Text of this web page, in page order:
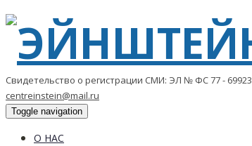
Свидетельство о регистрации СМИ: ЭЛ № ФС 77 - 69923
centreinstein@mail.ru
Toggle navigation
О НАС